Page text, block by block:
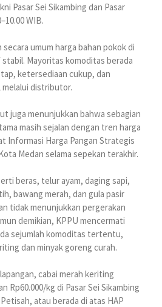
Pasar Sei Sikambing dan Pasar
WIB.
umum harga bahan pokok di
Mayoritas komoditas berada
ketersediaan cukup, dan
distributor.
juga menunjukkan bahwa sebagian
masih sejalan dengan tren harga
Informasi Harga Pangan Strategis
Medan selama sepekan terakhir.
beras, telur ayam, daging sapi,
bawang merah, dan gula pasir
tidak menunjukkan pergerakan
demikian, KPPU mencermati
sejumlah komoditas tertentu,
dan minyak goreng curah.
cabai merah keriting
Rp60.000/kg di Pasar Sei Sikambing
atau berada di atas HAP